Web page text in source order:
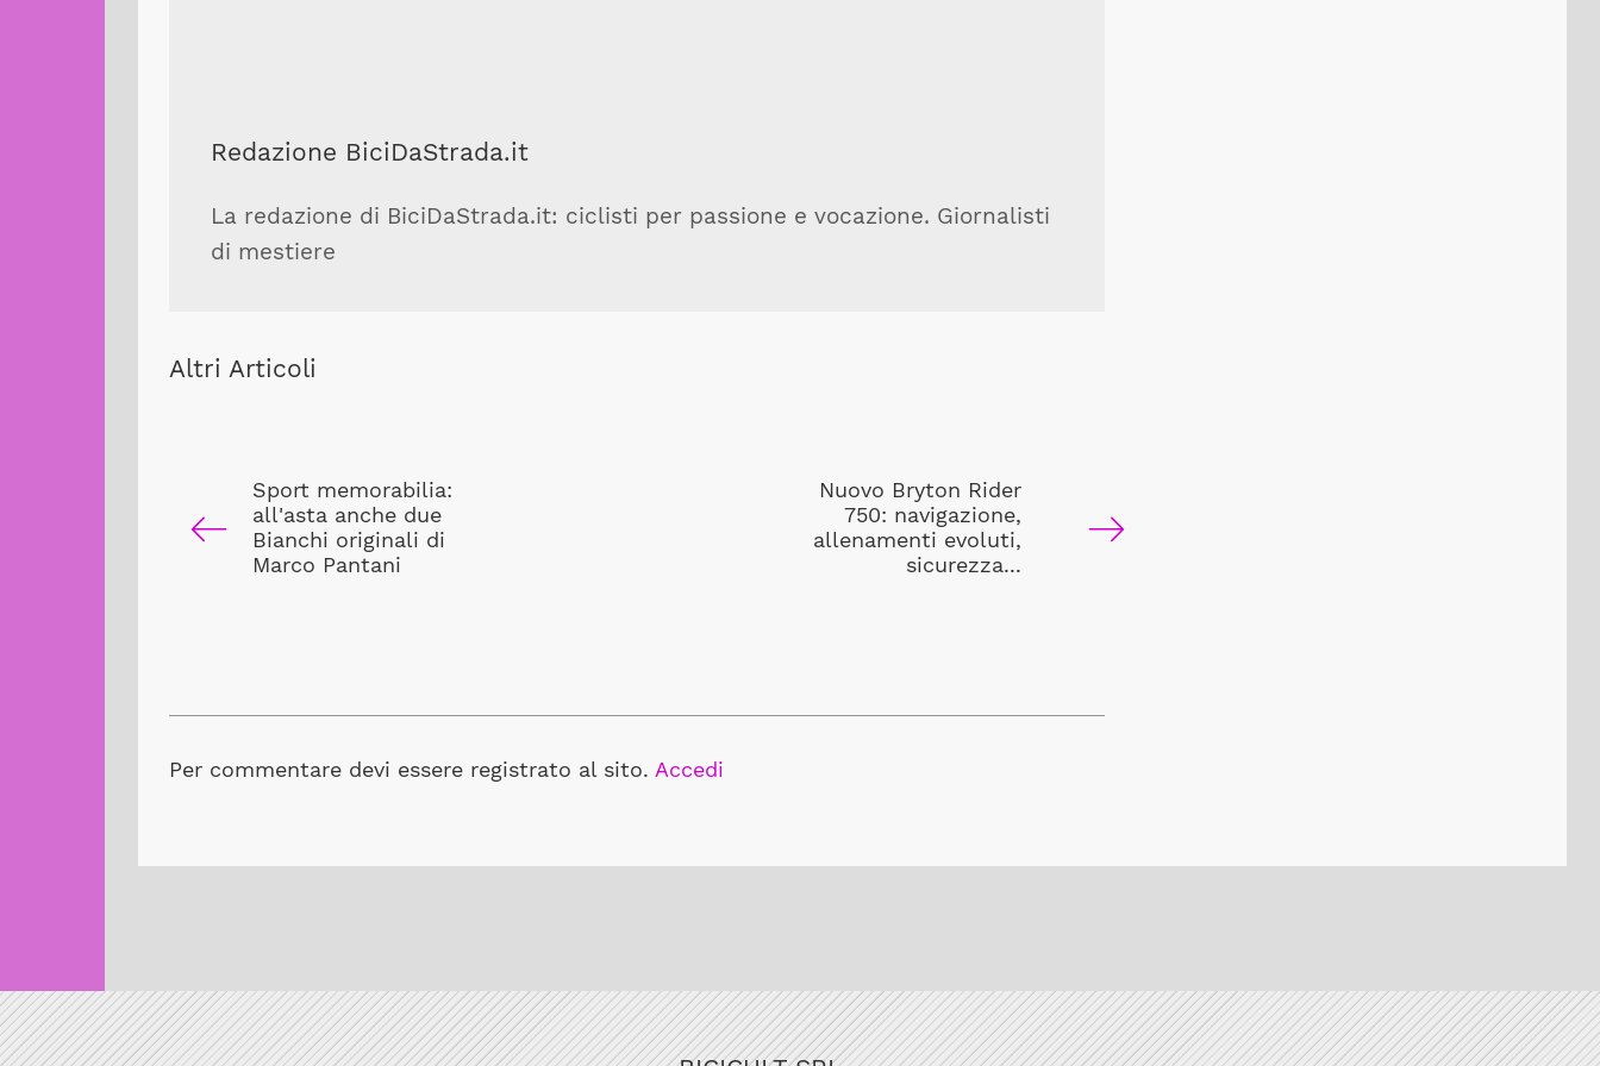
Redazione BiciDaStrada.it
La redazione di BiciDaStrada.it: ciclisti per passione e vocazione. Giornalisti
di mestiere
Altri Articoli
Sport memorabilia:
all'asta anche due
Bianchi originali di
Marco Pantani
Nuovo Bryton Rider
750: navigazione,
allenamenti evoluti,
sicurezza...
Per commentare devi essere registrato al sito. Accedi